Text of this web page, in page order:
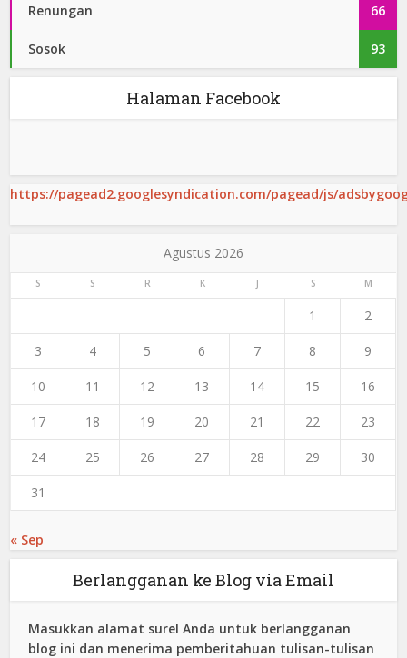
Renungan 66
Sosok 93
Halaman Facebook
https://pagead2.googlesyndication.com/pagead/js/
Agustus 2026
S S R K J S M
1 2
3 4 5 6 7 8 9
10 11 12 13 14 15 16
17 18 19 20 21 22 23
24 25 26 27 28 29 30
31
« Sep
Berlangganan ke Blog via Email
Masukkan alamat surel Anda untuk berlangganan
blog ini dan menerima pemberitahuan tulisan-tulisan